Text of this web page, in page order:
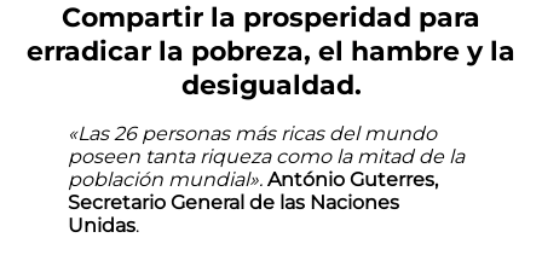
Compartir la prosperidad para
erradicar la pobreza, el hambre y la
desigualdad.
«Las 26 personas más ricas del mundo
poseen tanta riqueza como la mitad de la
población mundial». António Guterres,
Secretario General de las Naciones
Unidas.